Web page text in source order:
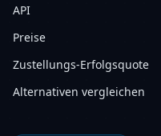
API
Preise
Zustellungs-Erfolgsquote
Alternativen vergleichen